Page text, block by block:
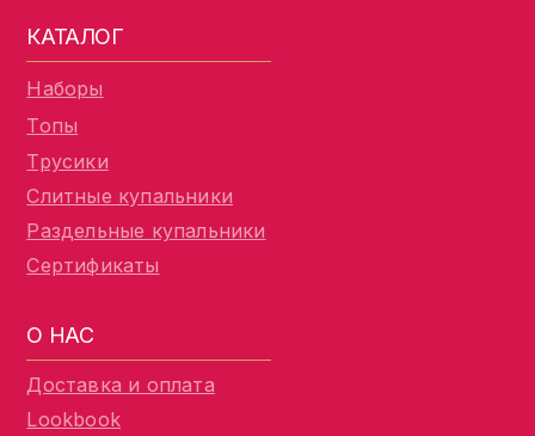
КАТАЛОГ
Топы
Трусики
Слитные купальники
Раздельные купальники
О НАС
Доставка и оплата
Lookbook
Сертификаты
Наборы